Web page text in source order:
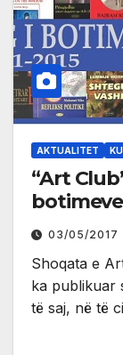
AKTUALITET
“Art
botimeve
03/05/2017
Shoqata e
ka publikuar
të saj, në të